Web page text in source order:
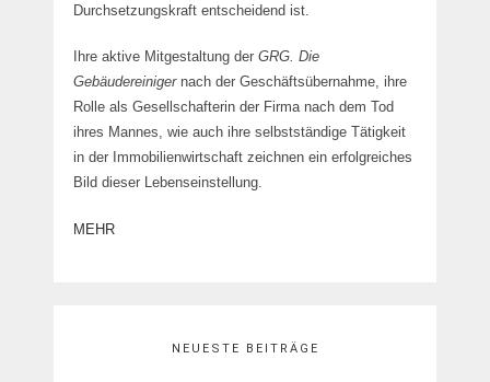
Durchsetzungskraft entscheidend ist.
Ihre aktive Mitgestaltung der GRG. Die
Gebäudereiniger nach der Geschäftsübernahme, ihre
Rolle als Gesellschafterin der Firma nach dem Tod
ihres Mannes, wie auch ihre selbstständige Tätigkeit
in der Immobilienwirtschaft zeichnen ein erfolgreiches
Bild dieser Lebenseinstellung.
MEHR
NEUESTE BEITRÄGE